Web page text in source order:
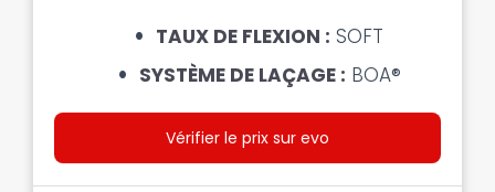
TAUX DE FLEXION : SOFT
SYSTÈME DE LAÇAGE : BOA®
Vérifier le prix sur evo